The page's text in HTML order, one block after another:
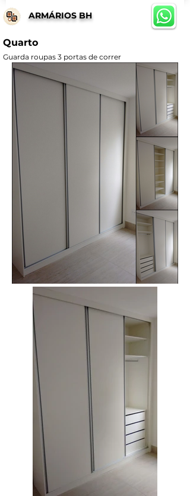
ARMÁRIOS BH
Quarto
Guarda roupas 3 portas de correr